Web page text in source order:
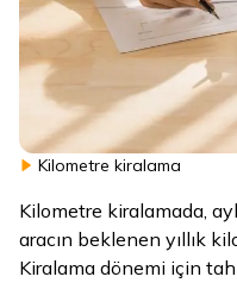
Kilometre kiralama
Kilometre kiralamada,
aracın beklenen yıllık
Kiralama dönemi için